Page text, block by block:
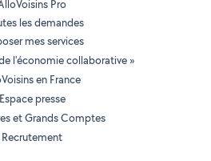
Pro
les demandes
mes services
l'économie collaborative »
en France
Espace presse
et Grands Comptes
Recrutement